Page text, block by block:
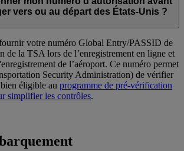
vers ou au départ des États-Unis ?
votre numéro Global Entry/PASSID de
de la TSA lors de l’enregistrement en ligne et
de l’aéroport. Ce numéro permet
Security Administration) de vérifier
éligible au programme de pré-vérification
simplifier les contrôles.